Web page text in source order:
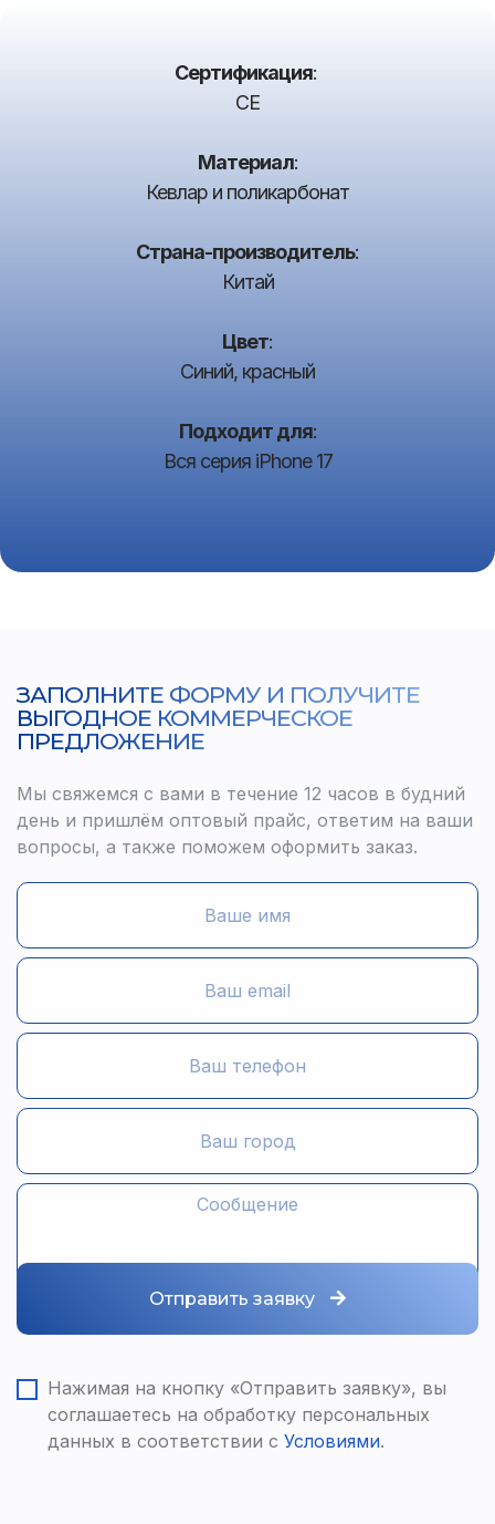
Сертификация:
CE
Материал:
Кевлар и поликарбонат
Страна-производитель:
Китай
Цвет:
Синий, красный
Подходит для:
Вся серия iPhone 17
ЗАПОЛНИТЕ ФОРМУ И ПОЛУЧИТЕ
ВЫГОДНОЕ КОММЕРЧЕСКОЕ
ПРЕДЛОЖЕНИЕ
Мы свяжемся с вами в течение 12 часов в будний
день и пришлём оптовый прайс, ответим на ваши
вопросы, а также поможем оформить заказ.
Нажимая на кнопку «Отправить заявку», вы
соглашаетесь на обработку персональных
данных в соответствии с Условиями.
Отправить заявку